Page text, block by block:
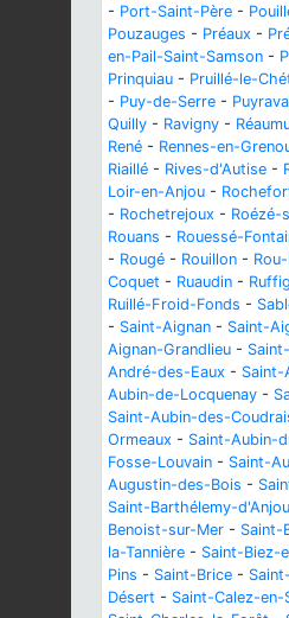
- Port-Saint-Père -
Pouzauges - Préaux -
en-Pail-Saint-Samson -
Prinquiau - Pruillé-le-
- Puy-de-Serre -
Quilly - Ravigny -
René - Rennes-en-
Riaillé - Rives-d'Autise -
Loir-en-Anjou -
- Rochetrejoux - Roézé-
Rouans - Rouessé-
- Rougé - Rouillon -
Coquet - Ruaudin -
Ruillé-Froid-Fonds -
- Saint-Aignan - Saint-
Aignan-Grandlieu -
André-des-Eaux - Saint-
Aubin-de-Locquenay -
Saint-Aubin-des-
Ormeaux - Saint-Aubin-
Fosse-Louvain - Saint-
Augustin-des-Bois -
Saint-Barthélemy-d'Anjou
Benoist-sur-Mer - Saint-
la-Tannière - Saint-Biez-
Pins - Saint-Brice -
Désert - Saint-Calez-en-